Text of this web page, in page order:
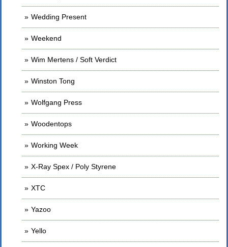
Wedding Present
Weekend
Wim Mertens / Soft Verdict
Winston Tong
Wolfgang Press
Woodentops
Working Week
X-Ray Spex / Poly Styrene
XTC
Yazoo
Yello